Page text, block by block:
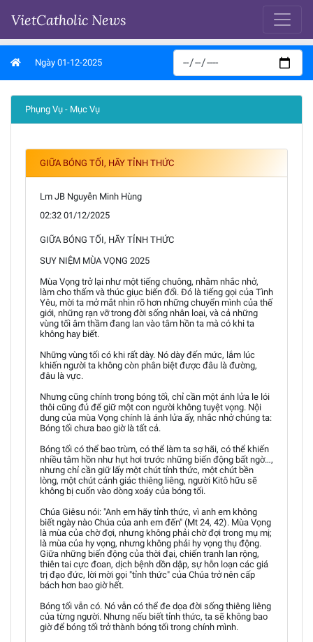
VietCatholic News
Ngày 01-12-2025
Phụng Vụ - Mục Vụ
GIỮA BÓNG TỐI, HÃY TỈNH THỨC
Lm JB Nguyễn Minh Hùng
02:32 01/12/2025
GIỮA BÓNG TỐI, HÃY TỈNH THỨC
SUY NIỆM MÙA VỌNG 2025
Mùa Vọng trở lại như một tiếng chuông, nhằm nhắc nhở,
làm cho thấm và thúc giục biến đổi. Đó là tiếng gọi của Tình
Yêu, mời ta mở mắt nhìn rõ hơn những chuyển mình của thế
giới, những rạn vỡ trong đời sống nhân loại, và cả những
vùng tối âm thầm đang lan vào tâm hồn ta mà có khi ta
không hay biết.
Những vùng tối có khi rất dày. Nó dày đến mức, lắm lúc
khiến người ta không còn phân biệt được đâu là đường,
đâu là vực.
Nhưng cũng chính trong bóng tối, chỉ cần một ánh lửa le lói
thôi cũng đủ để giữ một con người không tuyệt vọng. Nội
dung của mùa Vọng chính là ánh lửa ấy, nhắc nhở chúng ta:
Bóng tối chưa bao giờ là tất cả.
Bóng tối có thể bao trùm, có thể làm ta sợ hãi, có thể khiến
nhiều tâm hồn như hụt hơi trước những biến động bất ngờ…,
nhưng chỉ cần giữ lấy một chút tỉnh thức, một chút bền
lòng, một chút cảnh giác thiêng liêng, người Kitô hữu sẽ
không bị cuốn vào dòng xoáy của bóng tối.
Chúa Giêsu nói: "Anh em hãy tỉnh thức, vì anh em không
biết ngày nào Chúa của anh em đến" (Mt 24, 42). Mùa Vọng
là mùa của chờ đợi, nhưng không phải chờ đợi trong mụ mị;
là mùa của hy vọng, nhưng không phải hy vọng thụ động.
Giữa những biến động của thời đại, chiến tranh lan rộng,
thiên tai cực đoan, dịch bệnh dồn dập, sự hỗn loạn các giá
trị đạo đức, lời mời gọi "tỉnh thức" của Chúa trở nên cấp
bách hơn bao giờ hết.
Bóng tối vẫn có. Nó vẫn có thể đe dọa đời sống thiêng liêng
của từng người. Nhưng nếu biết tỉnh thức, ta sẽ không bao
giờ để bóng tối trở thành bóng tối trong chính mình.